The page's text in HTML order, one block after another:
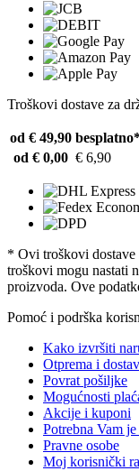
Troškovi dostave za
od € 49,90
od € 0,00 € 6,90
* Ovi troškovi dostave
troškovi mogu nastati
proizvoda. Ove
Pomoć i podrška
Kako izvršiti
Otprema i
Povrat pošiljke
Mogućnosti
Akcije i kuponi
Potrebna Vam
Pravne osobe
Moj korisnički